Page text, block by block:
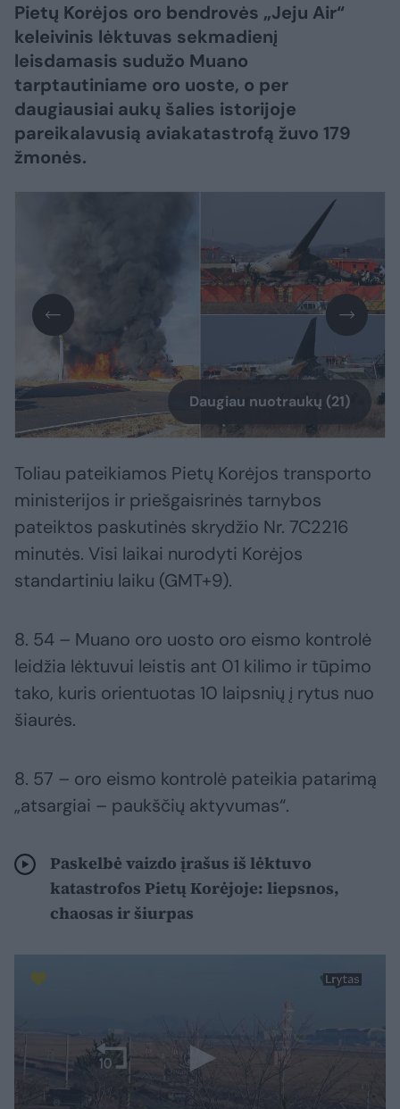
Pietų Korėjos oro bendrovės „Jeju Air“
keleivinis lėktuvas sekmadienį
leisdamasis sudužo Muano
tarptautiniame oro uoste, o per
daugiausiai aukų šalies istorijoje
pareikalavusią aviakatastrofą žuvo 179
žmonės.
Daugiau nuotraukų (21)
Toliau pateikiamos Pietų Korėjos transporto
ministerijos ir priešgaisrinės tarnybos
pateiktos paskutinės skrydžio Nr. 7C2216
minutės. Visi laikai nurodyti Korėjos
standartiniu laiku (GMT+9).
8. 54 – Muano oro uosto oro eismo kontrolė
leidžia lėktuvui leistis ant 01 kilimo ir tūpimo
tako, kuris orientuotas 10 laipsnių į rytus nuo
šiaurės.
8. 57 – oro eismo kontrolė pateikia patarimą
„atsargiai – paukščių aktyvumas“.
Paskelbė vaizdo įrašus iš lėktuvo
katastrofos Pietų Korėjoje: liepsnos,
chaosas ir šiurpas